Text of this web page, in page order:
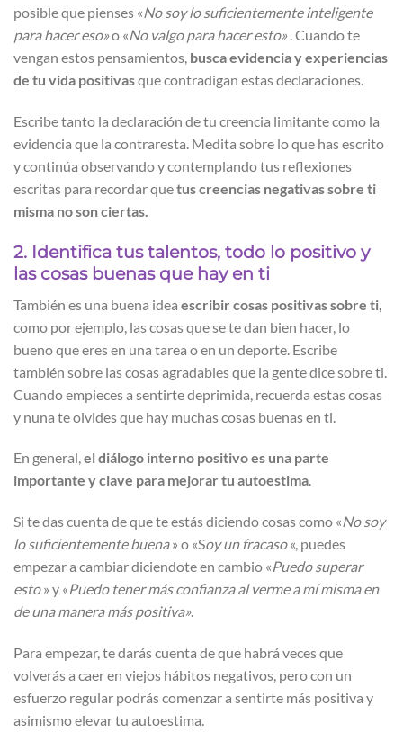
posible que pienses «No soy lo suficientemente inteligente
para hacer eso»o «No valgo para hacer esto». Cuando te
vengan estos pensamientos, busca evidencia y experiencias
de tu vida positivasque contradigan estas declaraciones.
Escribe tanto la declaración de tu creencia limitante como la
evidencia que la contraresta. Medita sobre lo que has escrito
y continúa observando y contemplando tus reflexiones
escritas para recordar quetus creencias negativas sobre ti
misma no son ciertas.
2. Identifica tus talentos, todo lo positivo y
las cosas buenas que hay en ti
También es una buena idea escribir cosas positivas sobre ti,
como por ejemplo, las cosas que se te dan bien hacer, lo
bueno que eres en una tarea o en un deporte. Escribe
también sobre las cosas agradables que la gente dice sobre ti.
Cuando empieces a sentirte deprimida, recuerda estas cosas
y nuna te olvides que hay muchas cosas buenas en ti.
En general,el diálogo interno positivo es una parte
importante y clave para mejorar tu autoestima.
Si te das cuenta de que te estás diciendo cosas como «No soy
lo suficientemente buena» o «Soy un fracaso«, puedes
empezar a cambiar diciendote en cambio «Puedo superar
esto» y «Puedo tener más confianza al verme a mí misma en
de una manera más positiva».
Para empezar, te darás cuenta de que habrá veces que
volverás a caer en viejos hábitos negativos, pero con un
esfuerzo regular podrás comenzar a sentirte más positiva y
asimismo elevar tu autoestima.